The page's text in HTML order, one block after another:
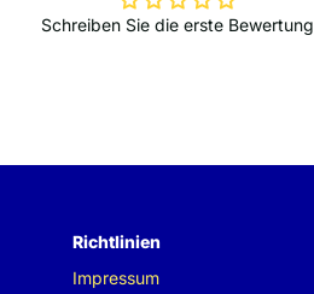
Schreiben Sie die erste Bewertung
Richtlinien
Impressum